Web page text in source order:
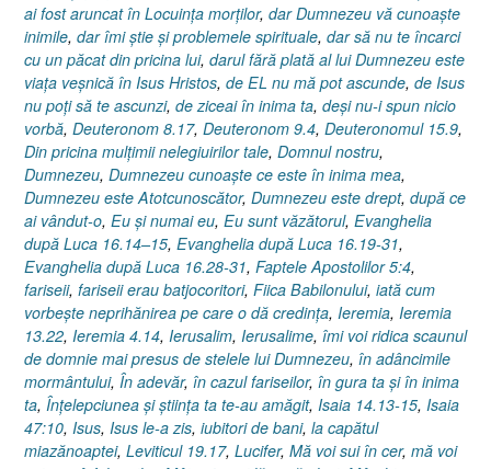
ai fost aruncat în Locuinţa morţilor, dar Dumnezeu vă cunoaşte
inimile, dar îmi ştie şi problemele spirituale, dar să nu te încarci
cu un păcat din pricina lui, darul fără plată al lui Dumnezeu este
viaţa veşnică în Isus Hristos, de EL nu mă pot ascunde, de Isus
nu poţi să te ascunzi, de ziceai în inima ta, deşi nu-i spun nicio
vorbă, Deuteronom 8.17, Deuteronom 9.4, Deuteronomul 15.9,
Din pricina mulţimii nelegiuirilor tale, Domnul nostru,
Dumnezeu, Dumnezeu cunoaşte ce este în inima mea,
Dumnezeu este Atotcunoscător, Dumnezeu este drept, după ce
ai vândut-o, Eu şi numai eu, Eu sunt văzătorul, Evanghelia
după Luca 16.14–15, Evanghelia după Luca 16.19-31,
Evanghelia după Luca 16.28-31, Faptele Apostolilor 5:4,
fariseii, fariseii erau batjocoritori, Fiica Babilonului, iată cum
vorbeşte neprihănirea pe care o dă credinţa, Ieremia, Ieremia
13.22, Ieremia 4.14, Ierusalim, Ierusalime, îmi voi ridica scaunul
de domnie mai presus de stelele lui Dumnezeu, în adâncimile
mormântului, În adevăr, în cazul fariseilor, în gura ta şi în inima
ta, Înţelepciunea şi ştiinţa ta te-au amăgit, Isaia 14.13-15, Isaia
47:10, Isus, Isus le-a zis, iubitori de bani, la capătul
miazănoaptei, Leviticul 19.17, Lucifer, Mă voi sui în cer, mă voi